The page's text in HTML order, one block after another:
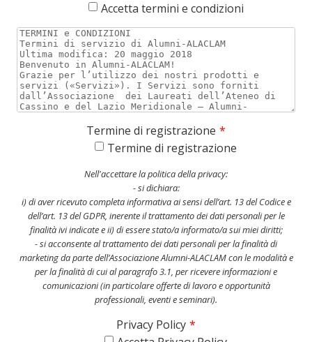
Accetta termini e condizioni
Termine di registrazione *
Termine di registrazione
Nell'accettare la politica della privacy:
- si dichiara:
i) di aver ricevuto completa informativa ai sensi dell’art. 13 del Codice e
dell’art. 13 del GDPR, inerente il trattamento dei dati personali per le
finalità ivi indicate e ii) di essere stato/a informato/a sui miei diritti;
- si acconsente al trattamento dei dati personali per la finalità di
marketing da parte dell’Associazione Alumni-ALACLAM con le modalità e
per la finalità di cui al paragrafo 3.1, per ricevere informazioni e
comunicazioni (in particolare offerte di lavoro e opportunità
professionali, eventi e seminari).
Privacy Policy *